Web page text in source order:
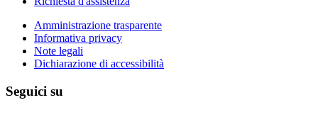
Amministrazione trasparente
Informativa privacy
Note legali
Dichiarazione di accessibilità
Seguici su